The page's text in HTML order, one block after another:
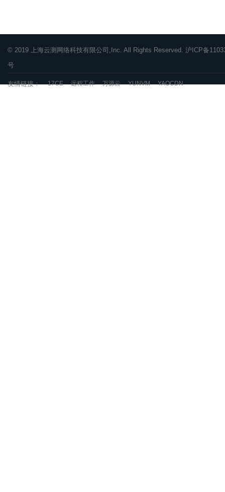
© 2019 上海云测网络科技有限公司,Inc. All Rights Reserved. 沪ICP备
号
友情链接： 17CE 远程工作 万源云 YUNVM YAOCDN